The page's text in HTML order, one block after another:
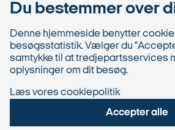
Du bestemmer over
Denne hjemmeside benytter
besøgsstatistik. Vælger du
samtykke til at tredjepartsservices
oplysninger om dit besøg.
Læs vores cookiepolitik
Accepter alle